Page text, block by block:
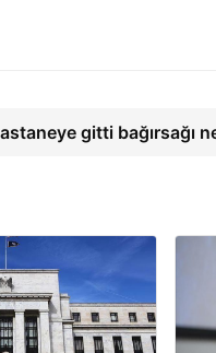
gitti